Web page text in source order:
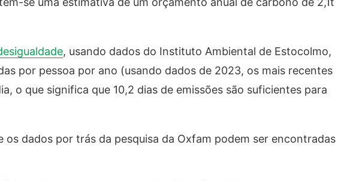
, usando dados do Instituto Ambiental de Estocolmo,
por pessoa por ano (usando dados de 2023, os mais recentes
o que significa que 10,2 dias de emissões são suficientes para
dados por trás da pesquisa da Oxfam podem ser encontradas